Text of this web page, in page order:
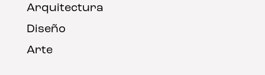
Arquitectura
Diseño
Arte